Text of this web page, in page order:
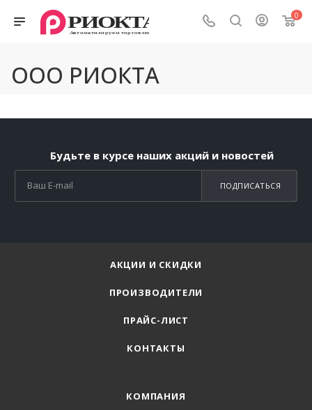
0
ООО РИОКТА
Будьте в курсе наших акций и новостей
ПОДПИСАТЬСЯ
АКЦИИ И СКИДКИ
ПРОИЗВОДИТЕЛИ
ПРАЙС-ЛИСТ
КОНТАКТЫ
КОМПАНИЯ